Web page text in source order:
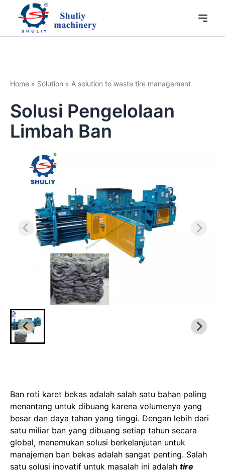
Home » Solution » A solution to waste tire management
Solusi Pengelolaan
Limbah Ban
Ban roti karet bekas adalah salah satu bahan paling
menantang untuk dibuang karena volumenya yang
besar dan daya tahan yang tinggi. Dengan lebih dari
satu miliar ban yang dibuang setiap tahun secara
global, menemukan solusi berkelanjutan untuk
manajemen ban bekas adalah sangat penting. Salah
satu solusi inovatif untuk masalah ini adalah tire